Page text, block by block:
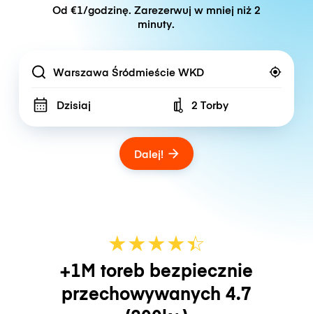
Od €1/godzinę. Zarezerwuj w mniej niż 2
minuty.
Location
Dzisiaj Number of bags
2 Torby
Dalej!
★★★★☆
★
+1M toreb bezpiecznie
przechowywanych 4.7